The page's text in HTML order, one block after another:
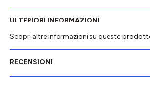
ULTERIORI INFORMAZIONI
Scopri altre informazioni su questo
RECENSIONI